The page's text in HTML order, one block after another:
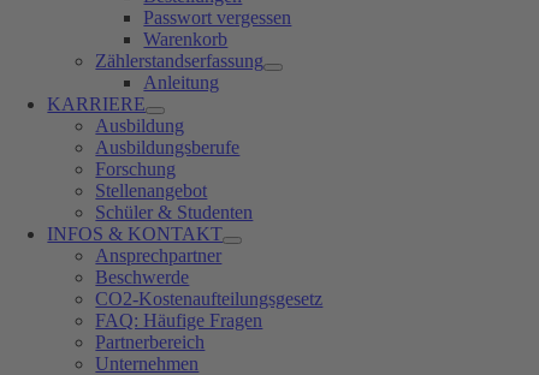
Passwort vergessen
Warenkorb
Zählerstandserfassung
Anleitung
KARRIERE
Ausbildung
Ausbildungsberufe
Forschung
Stellenangebot
Schüler & Studenten
INFOS & KONTAKT
Ansprechpartner
Beschwerde
CO2-Kostenaufteilungsgesetz
FAQ: Häufige Fragen
Partnerbereich
Unternehmen